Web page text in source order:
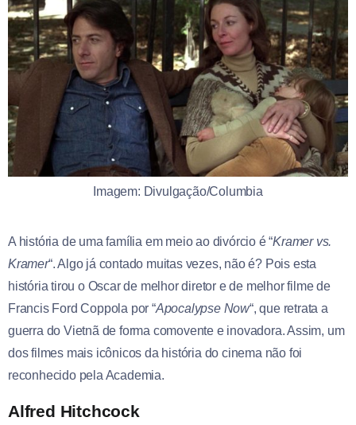
Imagem: Divulgação/Columbia
A história de uma família em meio ao divórcio é “Kramer vs.
Kramer“. Algo já contado muitas vezes, não é? Pois esta
história tirou o Oscar de melhor diretor e de melhor filme de
Francis Ford Coppola por “Apocalypse Now“, que retrata a
guerra do Vietnã de forma comovente e inovadora. Assim, um
dos filmes mais icônicos da história do cinema não foi
reconhecido pela Academia.
Alfred Hitchcock